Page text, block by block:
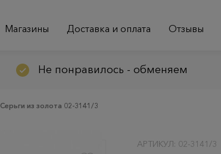
Магазины Доставка и оплата Отзывы
Не понравилось - обменяем
Серьги из золота 02-3141/3
АРТИКУЛ: 02-3141/3